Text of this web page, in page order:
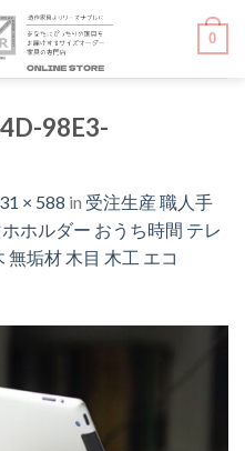
0
98E3-
× 588 in 受注生産 職人手
ホルダー おうち時間 テレ
無垢材 木目 木工 エコ